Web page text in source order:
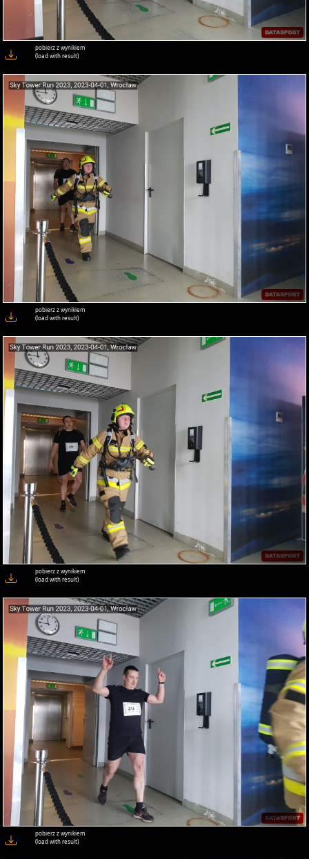
pobierz z wynikiem
(load with result)
pobierz z wynikiem
(load with result)
pobierz z wynikiem
(load with result)
pobierz z wynikiem
(load with result)